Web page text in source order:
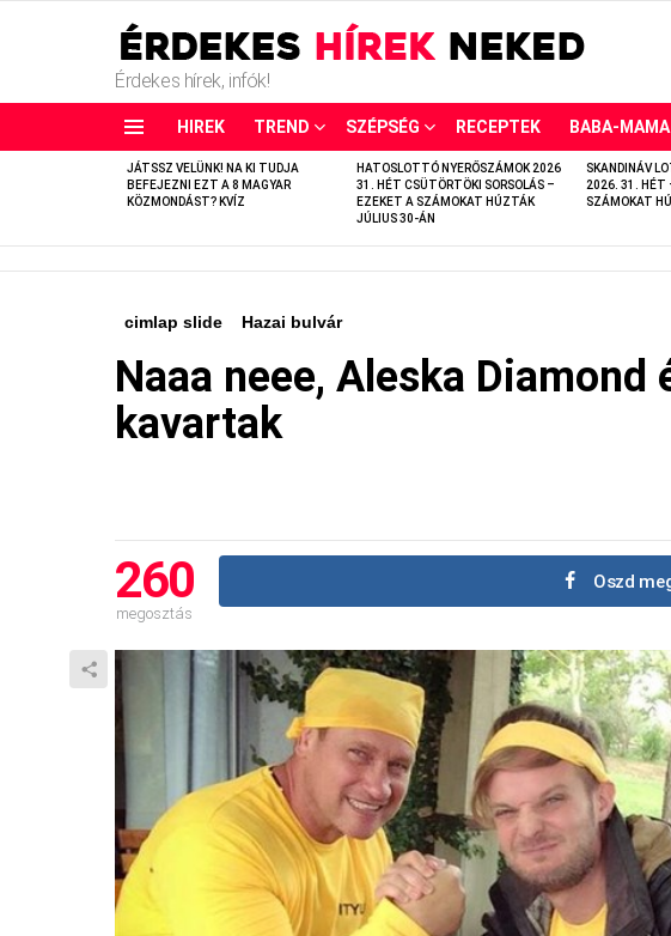
Érdekes hírek, infók!
HIREK TREND SZÉPSÉG RECEPTEK BABA-MAMA
LATEST
STORIES
JÁTSSZ VELÜNK! NA KI TUDJA
BEFEJEZNI EZT A 8 MAGYAR
KÖZMONDÁST? KVÍZ
HATOSLOTTÓ NYERŐSZÁMOK 2026
31. HÉT CSÜTÖRTÖKI SORSOLÁS –
EZEKET A SZÁMOKAT HÚZTÁK
JÚLIUS 30-ÁN
SKANDINÁV
2026. 31. HÉT
SZÁMOKAT
cimlap slide Hazai bulvár
Naaa neee, Aleska Diamond
kavartak
260
megosztás
Oszd